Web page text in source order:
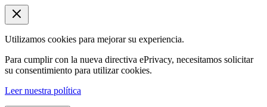
Utilizamos cookies para mejorar su experiencia.
Para cumplir con la nueva directiva ePrivacy, necesitamos solicitar
su consentimiento para utilizar cookies.
Leer nuestra política